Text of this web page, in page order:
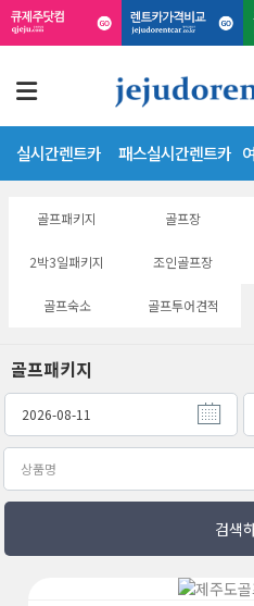
실시간렌트카 패스실시간렌트카
골프패키지 골프장
2박3일패키지 조인골프장
골프숙소 골프투어견적
골프패키지
검색